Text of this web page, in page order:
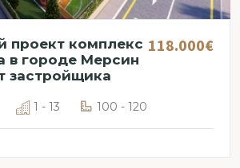
проект комплекс
в городе Мерсин
застройщика
118.000€
1 - 13 100 - 120